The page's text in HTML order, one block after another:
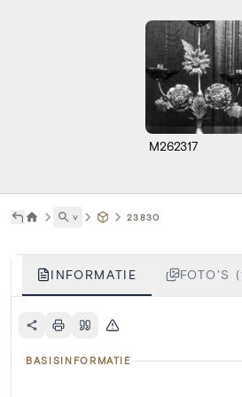
M262317
˅ 23830
INFORMATIE FOTO'S
BASISINFORMATIE